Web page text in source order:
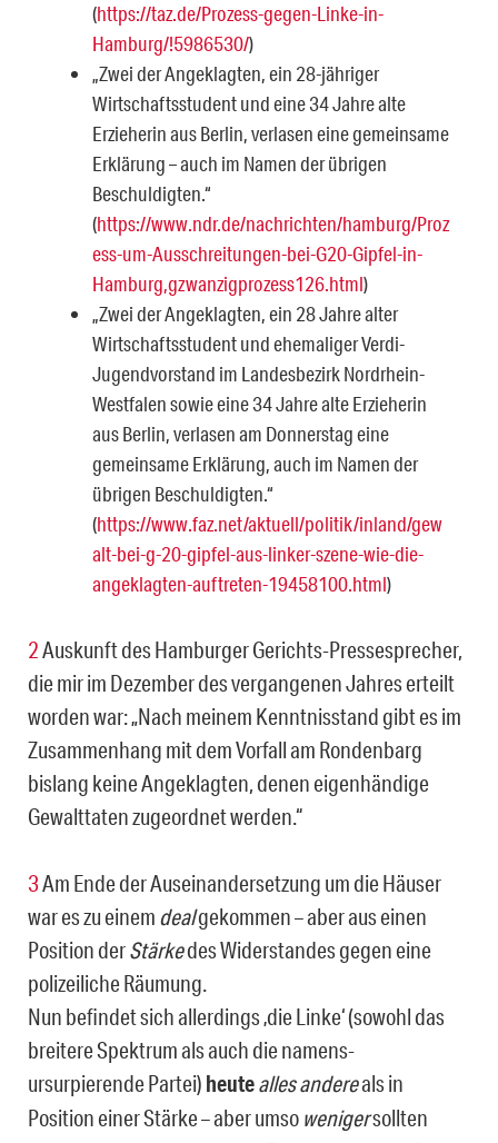
(https://taz.de/Prozess-gegen-Linke-in-
Hamburg/!5986530/)
„Zwei der Angeklagten, ein 28-jähriger
Wirtschaftsstudent und eine 34 Jahre alte
Erzieherin aus Berlin, ver­lasen eine gemeinsame
Erklärung – auch im Namen der übrigen
Beschuldigten.“
(https://www.ndr.de/nachrichten/hamburg/Proz
ess-um-Ausschreitungen-bei-G20-Gipfel-in-
Hamburg,gzwanzigprozess126.html)
„Zwei der Angeklagten, ein 28 Jahre alter
Wirtschaftsstudent und ehemaliger Verdi-
Jugendvorstand im Lan­desbezirk Nordrhein-
Westfalen sowie eine 34 Jahre alte Erzieherin
aus Berlin, verlasen am Donnerstag eine
gemeinsame Erklärung, auch im Namen der
übrigen Beschuldigten.“
(https://www.faz.net/aktuell/politik/inland/gew
alt-bei-g-20-gipfel-aus-linker-szene-wie-die-
angeklagten-auftreten-19458100.html)
2Auskunft des Hamburger Gerichts-Pressesprecher,
die mir im Dezember des vergangenen Jahres erteilt
worden war: „Nach meinem Kenntnisstand gibt es im
Zusammenhang mit dem Vorfall am Rondenbarg
bislang keine Ange­klagten, denen eigenhändige
Gewalttaten zugeordnet werden.“
3Am Ende der Auseinandersetzung um die Häuser
war es zu einem dealgekommen – aber aus einen
Position derStärkedes Widerstandes gegen eine
polizeiliche Räumung.
Nun befindet sich allerdings ‚die Linke‘ (sowohl das
breitere Spektrum als auch die namens-
ursurpierende Partei) heutealles ande­reals in
Position einer Stärke – aber umso wenigersollten